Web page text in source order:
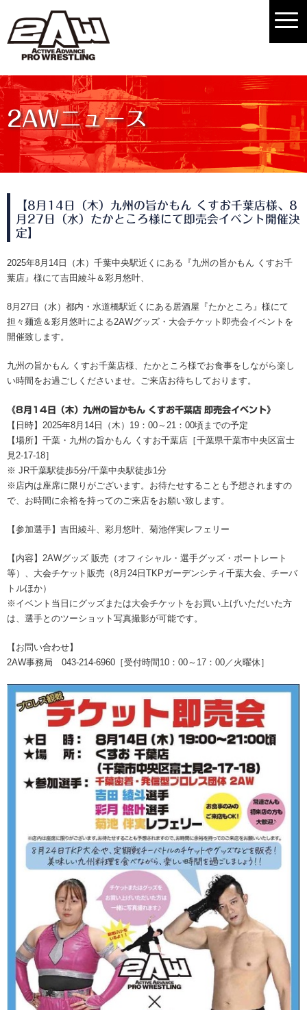
2AWニュース
【8月14日（木）九州の旨かもん くすお千葉店様、8
月27日（水）たかところ様にて即売会イベント開催決
定】
2025年8月14日（木）千葉中央駅近くにある『九州の旨かもん くすお千
葉店』様にて吉田綾斗＆彩月悠叶、
8月27日（水）都内・水道橋駅近くにある居酒屋『たかところ』様にて
担々麺造＆彩月悠叶による2AWグッズ・大会チケット即売会イベントを
開催致します。
九州の旨かもん くすお千葉店様、たかところ様でお食事をしながら楽し
い時間をお過ごしくださいませ。ご来店お待ちしております。
《8月14日（木）九州の旨かもん くすお千葉店 即売会イベント》
【日時】2025年8月14日（木）19：00～21：00頃までの予定
【場所】千葉・九州の旨かもん くすお千葉店［千葉県千葉市中央区富士
見2-17-18］
※ JR千葉駅徒歩5分/千葉中央駅徒歩1分
※店内は座席に限りがございます。お待たせすることも予想されますの
で、お時間に余裕を持ってのご来店をお願い致します。
【参加選手】吉田綾斗、彩月悠叶、菊池伴実レフェリー
【内容】2AWグッズ 販売（オフィシャル・選手グッズ・ポートレート
等）、大会チケット販売（8月24日TKPガーデンシティ千葉大会、チーバ
トルほか）
※イベント当日にグッズまたは大会チケットをお買い上げいただいた方
は、選手とのツーショット写真撮影が可能です。
【お問い合わせ】
2AW事務局 043-214-6960［受付時間10：00～17：00／火曜休］